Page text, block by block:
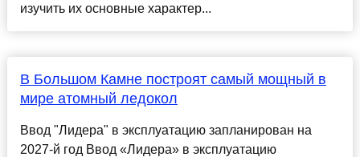
изучить их основные характер...
В Большом Камне построят самый мощный в
мире атомный ледокол
Ввод "Лидера" в эксплуатацию запланирован на
2027-й год Ввод «Лидера» в эксплуатацию